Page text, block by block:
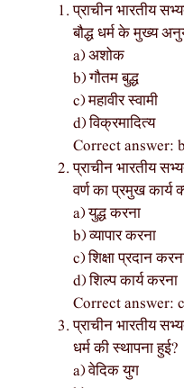
प्राचीन भारतीय
बौद्ध धर्म के मुख्य
a) अशोक
b) गौतम बुद्ध
c) महावीर स्वामी
d) विक्रमादित्य
Correct answer:
प्राचीन भारतीय
वर्ण का प्रमुख कार्य
a) युद्ध करना
b) व्यापार करना
c) शिक्षा प्रदान
d) शिल्प कार्य करना
Correct answer:
प्राचीन भारतीय
धर्म की स्थापना हुई?
a) वेदिक युग